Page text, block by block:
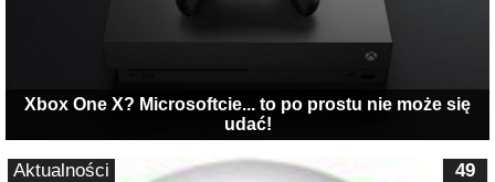
Xbox One X? Microsoftcie... to po prostu nie może się
udać!
49
Aktualności